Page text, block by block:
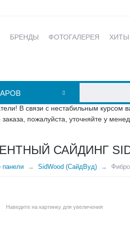
БРЕНДЫ ФОТОГАЛЕРЕЯ
В связи с нестабильным курсом
пожалуйста, уточняйте у
САЙДИНГ
SidWood (СайдВуд)
Наведите на картинку для увеличения